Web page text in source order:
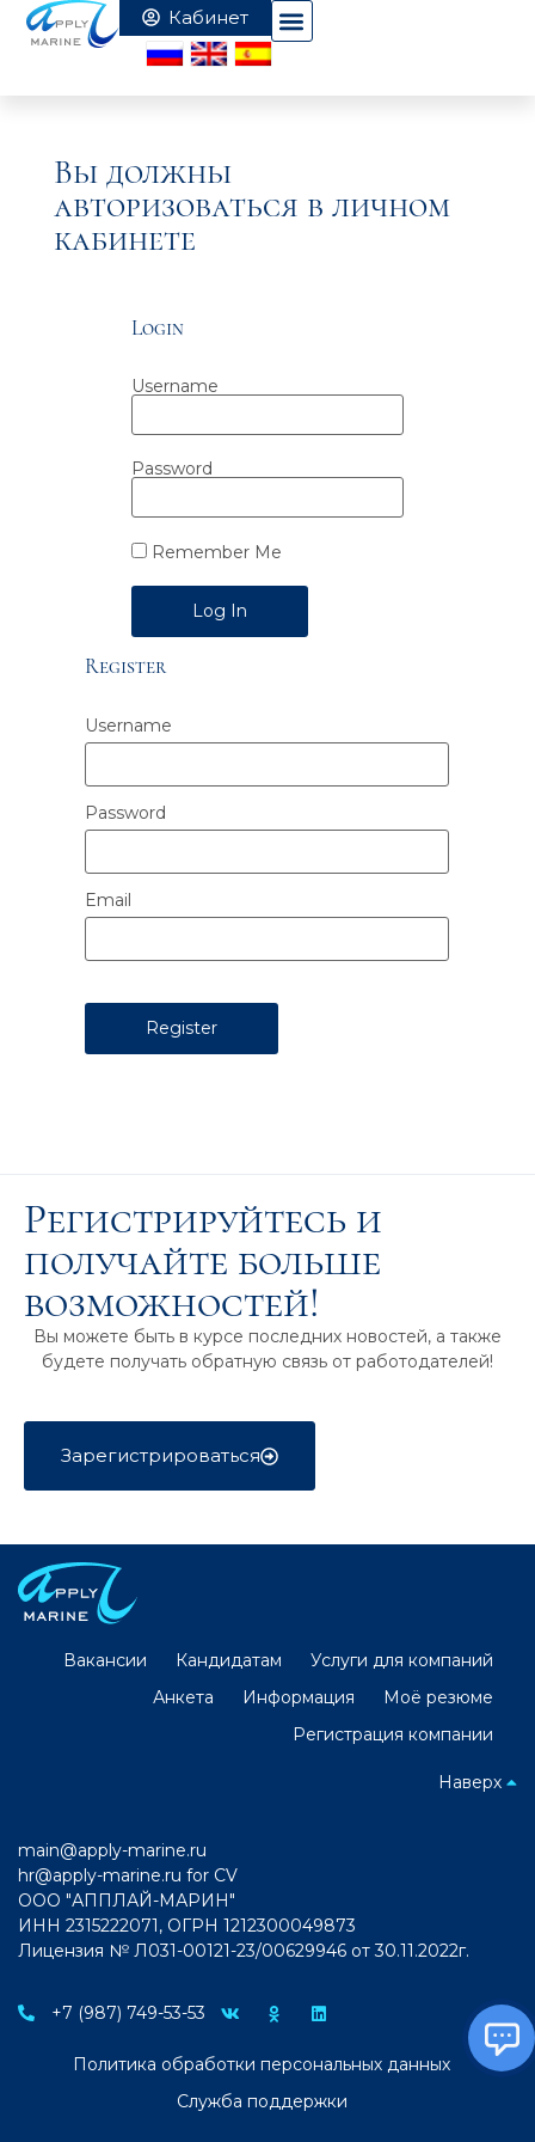
Вы должны
авторизоваться в личном
кабинете
Login
Username
Password
Remember Me
Alternative:
Register
Username
Password
Email
Регистрируйтесь и
получайте больше
возможностей!
Вы можете быть в курсе последних новостей, а также
будете получать обратную связь от работодателей!
Зарегистрироваться
Вакансии Кандидатам
Услуги для компаний
Анкета
Информация
Моё резюме
Регистрация компании
Наверх
main@apply-marine.ru
hr@apply-marine.ru for CV
ООО "АППЛАЙ-МАРИН"
ИНН 2315222071, ОГРН 1212300049873
Лицензия № Л031-00121-23/00629946 от 30.11.2022г.
+7 (987) 749-53-53
Политика обработки персональных данных
Служба поддержки